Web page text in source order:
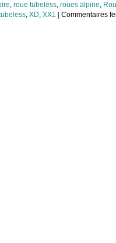
, roue tubeless, roues alpine,
, XD, XX1 Commentaires